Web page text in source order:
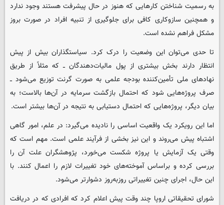
به رسمیت شناختن کارهایی که هنوز در حال پیشرفت هستند وجود ندارد
و همچنین سازوکاری کافی برای جلوگیری از تنبیه افراد در صورت بروز
مشکل فراهم نشده است.
تا حدی می‌توان این وضعیت را درک کرد. سیاستگذاران بیش از پیش
انتظار دارند بخش بیشتری از پول مالیات‌دهندگان ــ که مثلاً از طریق
نهادهای ملی تأمین‌کننده بودجه علمی به صورت گرنت توزیع می‌شود ــ
صرف پروژه‌هایی شود که احتمال بازگشت سرمایه در آن‌ها بالاست؛ به
بیان دیگر، پروژه‌هایی که احتمال دستیابی به نتیجه در آن‌ها بیشتر است.
اما این رویکرد یک واقعیت اساسی را نادیده می‌گیرد: در علم، امور گاهی
اشتباه پیش می‌روند و این نیز بخشی از فرآیند علمی است. مهم است که
وقتی یک آزمایش یا پروژه شکست می‌خورد، پژوهشگران علت آن را
بررسی کرده و براساس آموخته‌های خود تغییرات لازم را اعمال کنند. با
این حال، اجرای چنین تغییراتی روزبه‌روز دشوارتر می‌شود.
شورای تحقیقاتی اروپا چند وقت پیش اعلام کرد که افرادی که در دریافت